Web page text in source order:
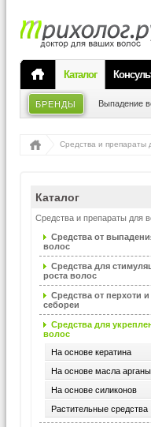
Каталог
БРЕНДЫ Выпадение
Средства и препараты
Каталог
Средства и препараты для
Средства от
волос
Средства для
роста волос
Средства от перхоти и
себореи
Средства для
волос
На основе кератина
На основе масла арганы
На основе силиконов
Растительные средства